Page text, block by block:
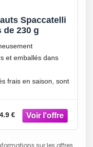
Spaccatelli
de 230 g
et emballés dans
frais en saison, sont
€